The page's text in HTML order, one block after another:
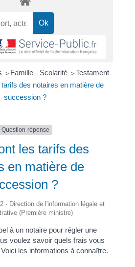
> Famille - Scolarité > Testament
des notaires en matière de
succession ?
Question-réponse
les tarifs des
en matière de
?
- Direction de l'information légale et
(Première ministre)
à un notaire pour régler une
voulez savoir quels frais vous
les informations à connaître.